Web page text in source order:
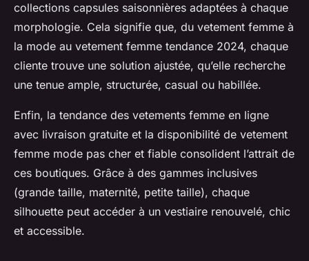
collections capsules saisonnières adaptées à chaque
morphologie. Cela signifie que, du vetement femme à
la mode au vetement femme tendance 2024, chaque
cliente trouve une solution ajustée, qu’elle recherche
une tenue ample, structurée, casual ou habillée.
Enfin, la tendance des vetements femme en ligne
avec livraison gratuite et la disponibilité de vetement
femme mode pas cher et fiable consolident l’attrait de
ces boutiques. Grâce à des gammes inclusives
(grande taille, maternité, petite taille), chaque
silhouette peut accéder à un vestiaire renouvelé, chic
et accessible.